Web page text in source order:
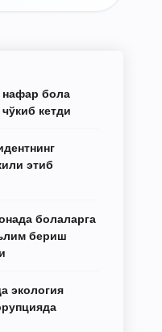
бола
кетди
этиб
болаларга
бериш
экология